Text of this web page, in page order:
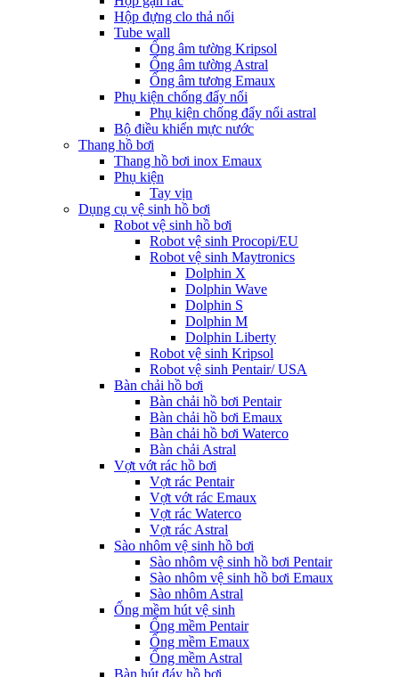
Hộp đựng clo thả nổi
Tube wall
Ống âm tường Kripsol
Ống âm tường Astral
Ống âm tương Emaux
Phụ kiện chống đẩy nổi
Phụ kiện chống đẩy nổi astral
Bộ điều khiển mực nước
Thang hồ bơi
Thang hồ bơi inox Emaux
Phụ kiện
Tay vịn
Dụng cụ vệ sinh hồ bơi
Robot vệ sinh hồ bơi
Robot vệ sinh Procopi/EU
Robot vệ sinh Maytronics
Dolphin X
Dolphin Wave
Dolphin S
Dolphin M
Dolphin Liberty
Robot vệ sinh Kripsol
Robot vệ sinh Pentair/ USA
Bàn chải hồ bơi
Bàn chải hồ bơi Pentair
Bàn chải hồ bơi Emaux
Bàn chải hồ bơi Waterco
Bàn chải Astral
Vợt vớt rác hồ bơi
Vợt rác Pentair
Vợt vớt rác Emaux
Vợt rác Waterco
Vợt rác Astral
Sào nhôm vệ sinh hồ bơi
Sào nhôm vệ sinh hồ bơi Pentair
Sào nhôm vệ sinh hồ bơi Emaux
Sào nhôm Astral
Ống mềm hút vệ sinh
Ống mềm Pentair
Ống mềm Emaux
Ống mềm Astral
Bàn hút đáy hồ bơi